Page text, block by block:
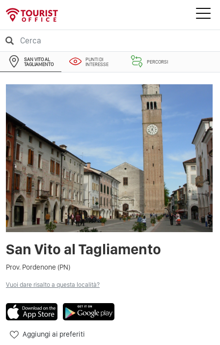
SAN VITO AL
TAGLIAMENTO
PUNTI DI
INTERESSE
PERCORSI
San Vito al Tagliamento
Prov. Pordenone (PN)
Vuoi dare risalto a questa località?
Aggiungi ai preferiti